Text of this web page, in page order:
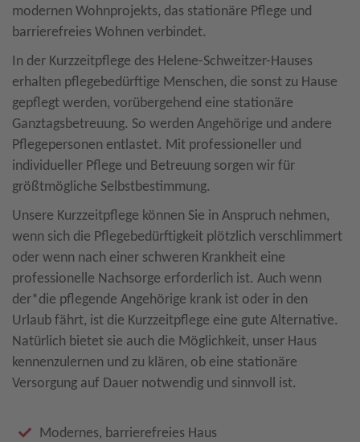
modernen Wohnprojekts, das stationäre Pflege und
barrierefreies Wohnen verbindet.
In der Kurzzeitpflege des Helene-Schweitzer-Hauses
erhalten pflegebedürftige Menschen, die sonst zu Hause
gepflegt werden, vorübergehend eine stationäre
Ganztagsbetreuung. So werden Angehörige und andere
Pflegepersonen entlastet. Mit professioneller und
individueller Pflege und Betreuung sorgen wir für
größtmögliche Selbstbestimmung.
Unsere Kurzzeitpflege können Sie in Anspruch nehmen,
wenn sich die Pflegebedürftigkeit plötzlich verschlimmert
oder wenn nach einer schweren Krankheit eine
professionelle Nachsorge erforderlich ist. Auch wenn
der*die pflegende Angehörige krank ist oder in den
Urlaub fährt, ist die Kurzzeitpflege eine gute Alternative.
Natürlich bietet sie auch die Möglichkeit, unser Haus
kennenzulernen und zu klären, ob eine stationäre
Versorgung auf Dauer notwendig und sinnvoll ist.
Modernes, barrierefreies Haus